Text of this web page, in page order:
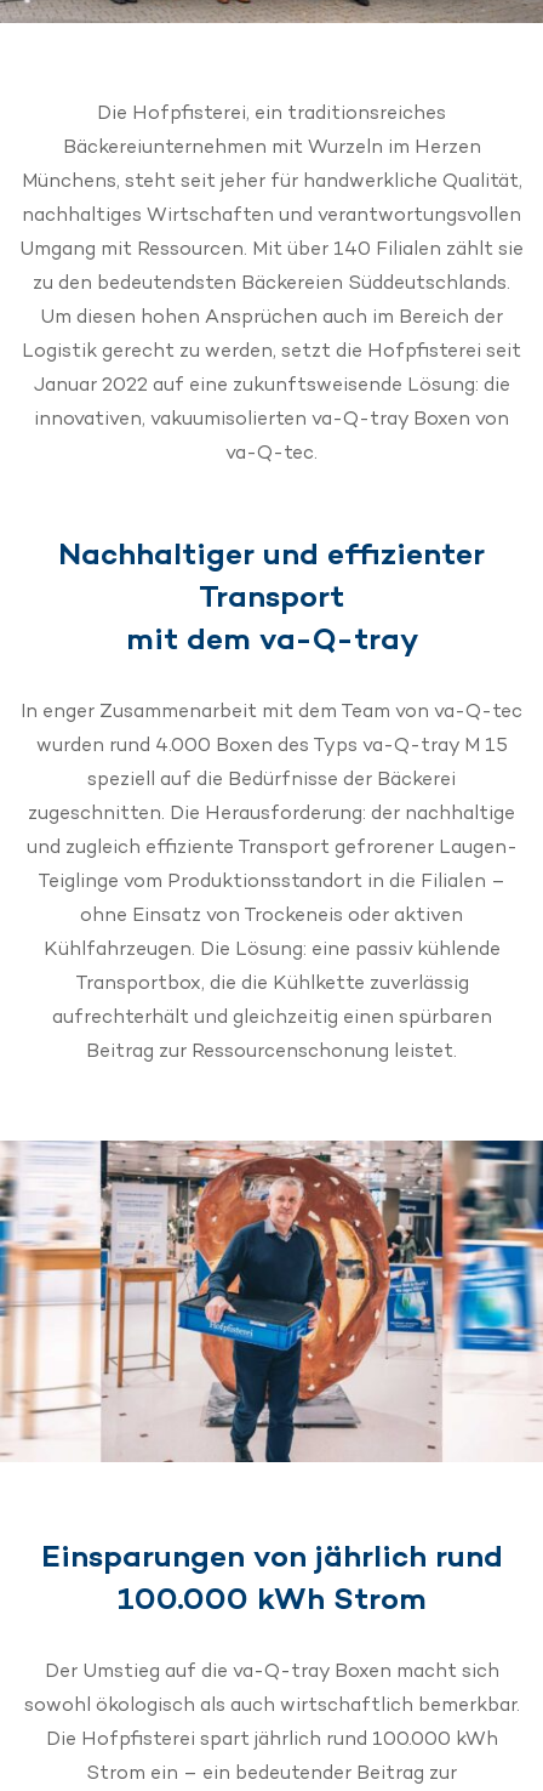
Die Hofpfisterei, ein traditionsreiches
Bäckereiunternehmen mit Wurzeln im Herzen
Münchens, steht seit jeher für handwerkliche Qualität,
nachhaltiges Wirtschaften und verantwortungsvollen
Umgang mit Ressourcen. Mit über 140 Filialen zählt sie
zu den bedeutendsten Bäckereien Süddeutschlands.
Um diesen hohen Ansprüchen auch im Bereich der
Logistik gerecht zu werden, setzt die Hofpfisterei seit
Januar 2022 auf eine zukunftsweisende Lösung: die
innovativen, vakuumisolierten va-Q-tray Boxen von
va-Q-tec.
Nachhaltiger und effizienter
Transport
mit dem va-Q-tray
In enger Zusammenarbeit mit dem Team von va-Q-tec
wurden rund 4.000 Boxen des Typs va-Q-tray M 15
speziell auf die Bedürfnisse der Bäckerei
zugeschnitten. Die Herausforderung: der nachhaltige
und zugleich effiziente Transport gefrorener Laugen-
Teiglinge vom Produktionsstandort in die Filialen –
ohne Einsatz von Trockeneis oder aktiven
Kühlfahrzeugen. Die Lösung: eine passiv kühlende
Transportbox, die die Kühlkette zuverlässig
aufrechterhält und gleichzeitig einen spürbaren
Beitrag zur Ressourcenschonung leistet.
Einsparungen von jährlich rund
100.000 kWh Strom
Der Umstieg auf die va-Q-tray Boxen macht sich
sowohl ökologisch als auch wirtschaftlich bemerkbar.
Die Hofpfisterei spart jährlich rund 100.000 kWh
Strom ein – ein bedeutender Beitrag zur